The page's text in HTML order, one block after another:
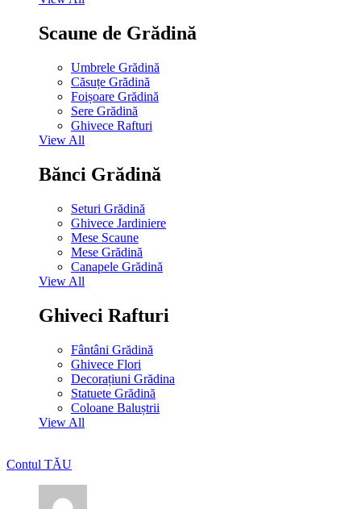
Scaune de Grădină
Umbrele Grădină
Căsuțe Grădină
Foișoare Grădină
Sere Grădină
Ghivece Rafturi
View All
Bănci Grădină
Seturi Grădină
Ghivece Jardiniere
Mese Scaune
Mese Grădină
Canapele Grădină
View All
Ghiveci Rafturi
Fântâni Grădină
Ghivece Flori
Decorațiuni Grădina
Statuete Grădină
Coloane Baluștrii
View All
Contul TĂU